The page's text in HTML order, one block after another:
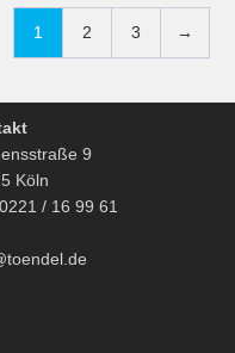
1 2 3 →
9
Köln
/ 16 99 61